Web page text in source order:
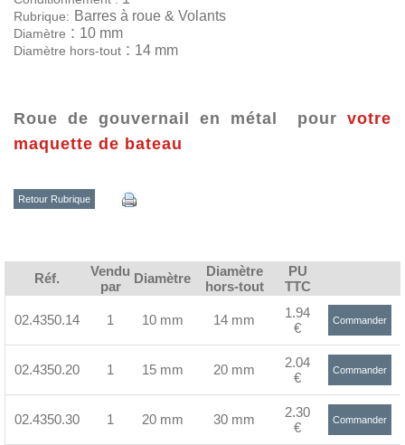
Rubrique: Barres à roue & Volants
Diamètre : 10 mm
Diamètre hors-tout : 14 mm
Roue de gouvernail en métal pour votre
maquette de bateau
Retour Rubrique
Réf.
Vendu
par
Diamètre
Diamètre
hors-tout
PU
TTC
02.4350.14 1 10 mm 14 mm
1.94
€
Commander
02.4350.20 1 15 mm 20 mm
2.04
€
Commander
02.4350.30 1 20 mm 30 mm
2.30
€
Commander